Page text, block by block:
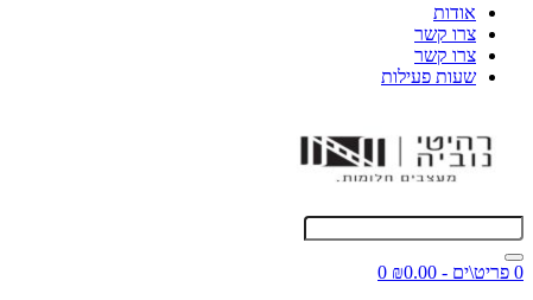
אודות
צרו קשר
צרו קשר
שעות פעילות
0 פריט\ים - ₪0.00
0